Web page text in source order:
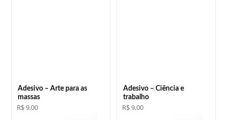
Adesivo – Arte para as
massas
R$9,00
Adesivo – Ciência e
trabalho
R$9,00